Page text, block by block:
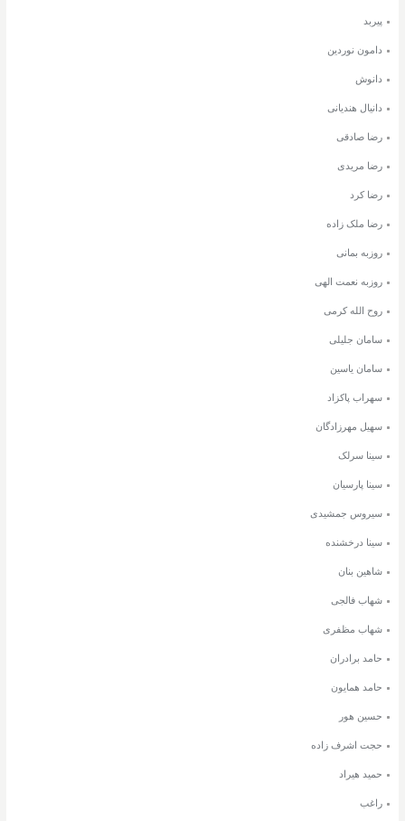
پیربد
دامون نوردین
دانوش
دانیال هندیانی
رضا صادقی
رضا مریدی
رضا کرد
رضا ملک زاده
روزبه بمانی
روزبه نعمت الهی
روح الله کرمی
سامان جلیلی
سامان یاسین
سهراب پاکزاد
سهیل مهرزادگان
سینا سرلک
سینا پارسیان
سیروس جمشیدی
سینا درخشنده
شاهین بنان
شهاب فالجی
شهاب مظفری
حامد برادران
حامد همایون
حسین هور
حجت اشرف زاده
حمید هیراد
راغب